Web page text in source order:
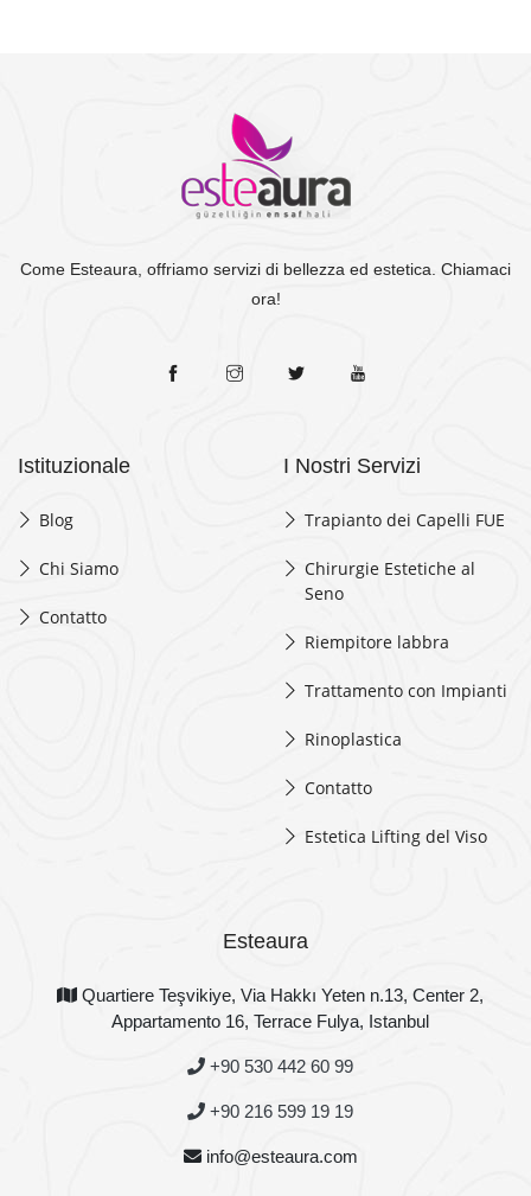
Come Esteaura, offriamo servizi di bellezza ed estetica. Chiamaci
ora!
Istituzionale
Blog
Chi Siamo
Contatto
I Nostri Servizi
Trapianto dei Capelli FUE
Chirurgie Estetiche al
Seno
Riempitore labbra
Trattamento con Impianti
Rinoplastica
Contatto
Estetica Lifting del Viso
Esteaura
Quartiere Teşvikiye, Via Hakkı Yeten n.13, Center 2,
Appartamento 16, Terrace Fulya, Istanbul
+90 530 442 60 99
+90 216 599 19 19
info@esteaura.com